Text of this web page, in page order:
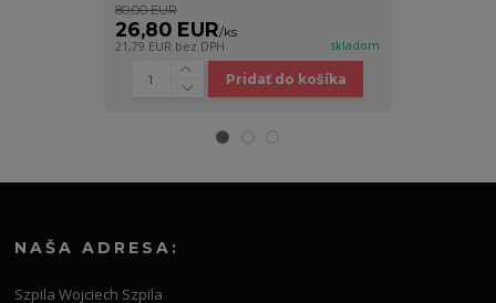
80,00 EUR
26,80 EUR/ks
21,79 EUR bez DPH skladom
Pridať do košíka
NAŠA ADRESA:
Szpila Wojciech Szpila